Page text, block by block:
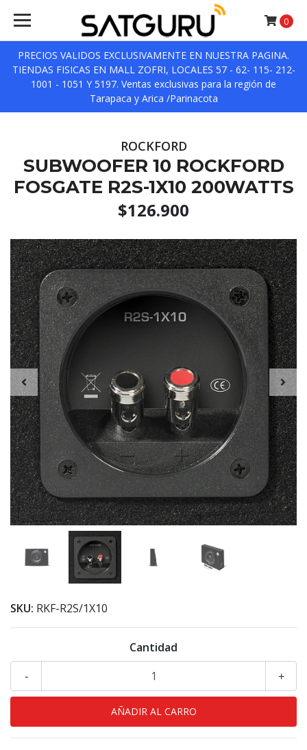
PRECIOS VALIDOS EXCLUSIVAMENTE EN NUESTRA PAGINA.
TIENDAS FISICAS EN MALL ZOFRI, LOCALES 57 - 62- 115- 212-
1001 - 1051 Y 5197. Ventas exclusivas para la región de
Tarapaca y Arica /Parinacota
0
ROCKFORD
SUBWOOFER 10 ROCKFORD
FOSGATE R2S-1X10 200WATTS
$126.900
SKU: RKF-R2S/1X10
Cantidad
+
-